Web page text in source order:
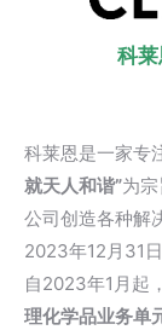
科
科莱恩是一家专
就天人和谐”为
公司创造各种解
2023年12月31
自2023年1月起
理化学品业务单